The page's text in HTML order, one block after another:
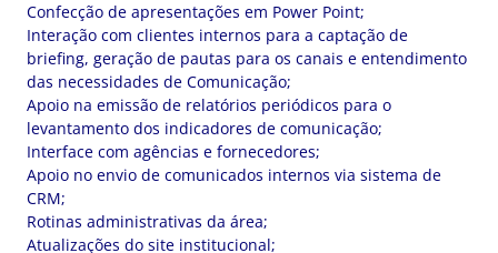
Confecção de apresentações em Power Point;
Interação com clientes internos para a captação de
briefing, geração de pautas para os canais e entendimento
das necessidades de Comunicação;
Apoio na emissão de relatórios periódicos para o
levantamento dos indicadores de comunicação;
Interface com agências e fornecedores;
Apoio no envio de comunicados internos via sistema de
CRM;
Rotinas administrativas da área;
Atualizações do site institucional;